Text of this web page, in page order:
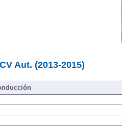
Aut. (2013-2015)